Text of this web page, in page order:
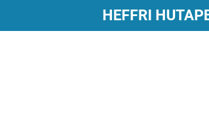
HEFFRI